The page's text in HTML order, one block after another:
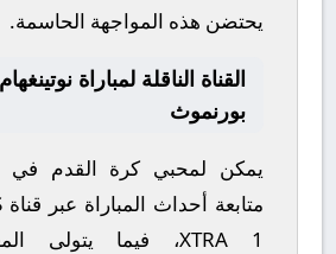
يحتضن هذه المواجهة الحاسمة.
القناة الناقلة لمباراة
بورنموث
يمكن لمحبي كرة القدم في
متابعة أحداث المباراة عبر قناة
XTRA 1، فيما يتولى